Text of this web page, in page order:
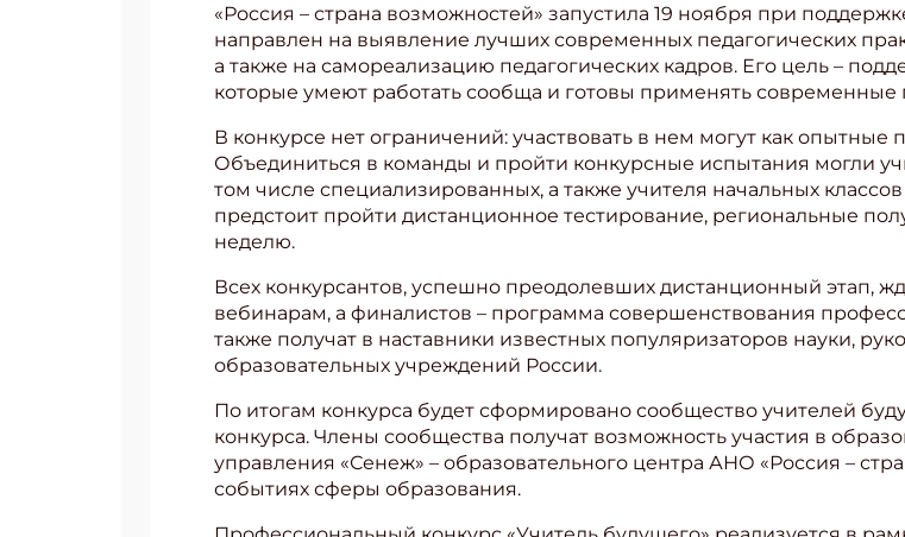
«Россия – страна возможностей» запустила 19 ноября при
направлен на выявление лучших современных педагогических
а также на самореализацию педагогических кадров. Его цель –
которые умеют работать сообща и готовы применять современные
В конкурсе нет ограничений: участвовать в нем могут как
Объединиться в команды и пройти конкурсные испытания могли
том числе специализированных, а также учителя начальных
предстоит пройти дистанционное тестирование, региональные
неделю.
Всех конкурсантов, успешно преодолевших дистанционный этап,
вебинарам, а финалистов – программа совершенствования
также получат в наставники известных популяризаторов науки,
образовательных учреждений России.
По итогам конкурса будет сформировано сообщество учителей
конкурса. Члены сообщества получат возможность участия в
управления «Сенеж» – образовательного центра АНО «Россия –
событиях сферы образования.